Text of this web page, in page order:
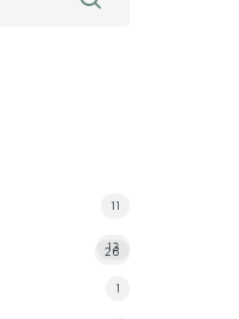
26
11
13
1